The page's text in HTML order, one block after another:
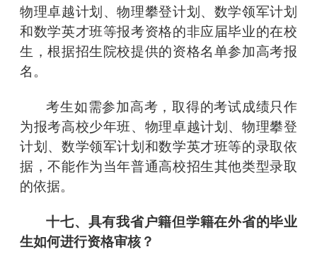
物理卓越计划、物理攀登计划、数学领军计划
和数学英才班等报考资格的非应届毕业的在校
生，根据招生院校提供的资格名单参加高考报
名。
考生如需参加高考，取得的考试成绩只作
为报考高校少年班、物理卓越计划、物理攀登
计划、数学领军计划和数学英才班等的录取依
据，不能作为当年普通高校招生其他类型录取
的依据。
十七、具有我省户籍但学籍在外省的毕业
生如何进行资格审核？